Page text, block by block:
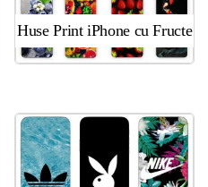
Huse Print iPhone cu Fructe